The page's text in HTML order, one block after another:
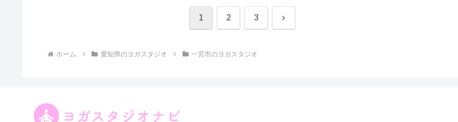
1 2 3 次
ホーム 愛知県のヨガスタジオ 一宮市のヨガスタジオ